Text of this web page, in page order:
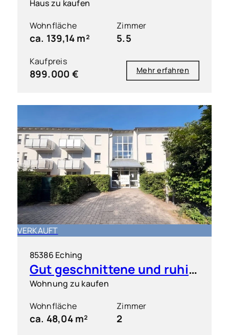
Haus zu kaufen
Wohnfläche
ca. 139,14 m²
Zimmer
5.5
Kaufpreis
899.000 € Mehr erfahren
VERKAUFT
85386 Eching
Gut geschnittene und ruhig gelegene 2 Zimmer-Wohnung mit S/O-Balkon
Wohnung zu kaufen
Wohnfläche
ca. 48,04 m²
Zimmer
2